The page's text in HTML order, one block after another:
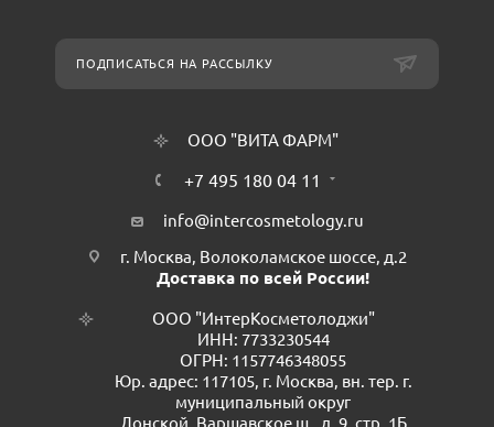
ПОДПИСАТЬСЯ НА РАССЫЛКУ
ООО "ВИТА ФАРМ"
+7 495 180 04 11
info@intercosmetology.ru
г. Москва, Волоколамское шоссе, д.2
Доставка по всей России!
ООО "ИнтерКосметолоджи"
ИНН: 7733230544
ОГРН: 1157746348055
Юр. адрес: 117105, г. Москва, вн. тер. г.
муниципальный округ
Донской, Варшавское ш., д. 9, стр. 1Б